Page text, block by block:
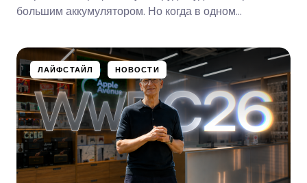
Save my name and email in this browser for
Оставить комментарий
большим аккумулятором. Но когда в одном
защиту от воды,…
ЛАЙФСТАЙЛ НОВОСТИ